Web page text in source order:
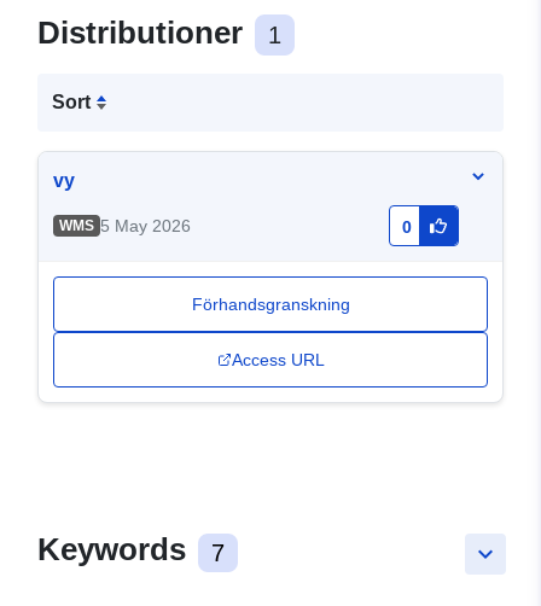
Distributioner 1
Sort
vy
WMS 5 May 2026 0
Förhandsgranskning
Access URL
keyboard_arrow_down
Keywords 7